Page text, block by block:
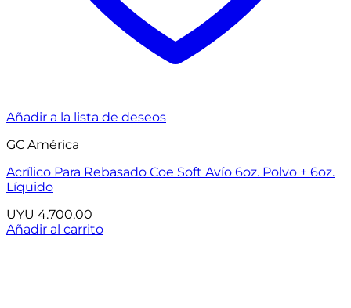
Añadir a la lista de deseos
GC América
Acrílico Para Rebasado Coe Soft Avío 6oz. Polvo + 6oz.
Líquido
UYU 4.700,00
Añadir al carrito